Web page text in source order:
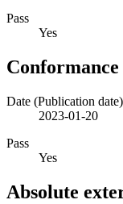
Pass
Yes
Date (Publication date)
2023-01-20
Pass
Yes
Absolute